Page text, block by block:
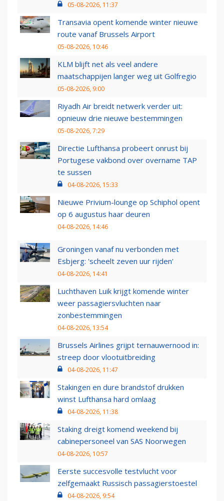
05-08-2026, 11:37
Transavia opent komende winter nieuwe
route vanaf Brussels Airport
05-08-2026, 10:46
KLM blijft net als veel andere
maatschappijen langer weg uit Golfregio
05-08-2026, 9:00
Riyadh Air breidt netwerk verder uit:
opnieuw drie nieuwe bestemmingen
05-08-2026, 7:29
Directie Lufthansa probeert onrust bij
Portugese vakbond over overname TAP
te sussen
04-08-2026, 15:33
Nieuwe Privium-lounge op Schiphol opent
op 6 augustus haar deuren
04-08-2026, 14:46
Groningen vanaf nu verbonden met
Esbjerg: 'scheelt zeven uur rijden'
04-08-2026, 14:41
Luchthaven Luik krijgt komende winter
weer passagiersvluchten naar
zonbestemmingen
04-08-2026, 13:54
Brussels Airlines grijpt ternauwernood in:
streep door vlootuitbreiding
04-08-2026, 11:47
Stakingen en dure brandstof drukken
winst Lufthansa hard omlaag
04-08-2026, 11:38
Staking dreigt komend weekend bij
cabinepersoneel van SAS Noorwegen
04-08-2026, 10:57
Eerste succesvolle testvlucht voor
zelfgemaakt Russisch passagierstoestel
04-08-2026, 9:54